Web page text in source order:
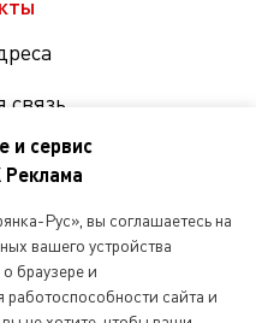
связь
информации,
и сервис
Реклама
Рус», вы соглашаетесь на
вашего устройства
браузере и
сайта и